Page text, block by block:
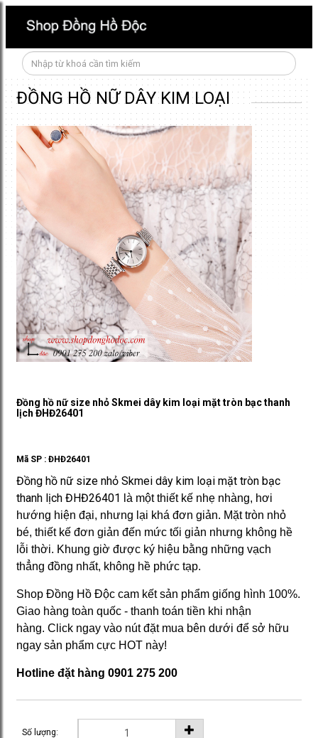
ĐỒNG HỒ NỮ DÂY KIM LOẠI
Đồng hồ nữ size nhỏ Skmei dây kim loại mặt tròn bạc thanh
lịch ĐHĐ26401
Mã SP : ĐHĐ26401
Đồng hồ nữ size nhỏ Skmei dây kim loại mặt tròn bạc
thanh lịch ĐHĐ26401 là một thiết kế nhẹ nhàng, hơi
hướng hiện đại, nhưng lại khá đơn giản. Mặt tròn nhỏ
bé, thiết kế đơn giản đến mức tối giản nhưng không hề
lỗi thời. Khung giờ được ký hiệu bằng những vạch
thẳng đồng nhất, không hề phức tạp.
Shop Đồng Hồ Độc cam kết sản phẩm giống hình 100%.
Giao hàng toàn quốc - thanh toán tiền khi nhận
hàng. Click ngay vào nút đặt mua bên dưới để sở hữu
ngay sản phẩm cực HOT này!
Hotline đặt hàng 0901 275 200
Số lượng: